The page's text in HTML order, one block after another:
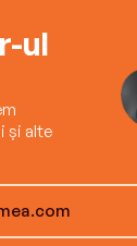
⭐⭐⭐⭐⭐
in’
ul
și alte